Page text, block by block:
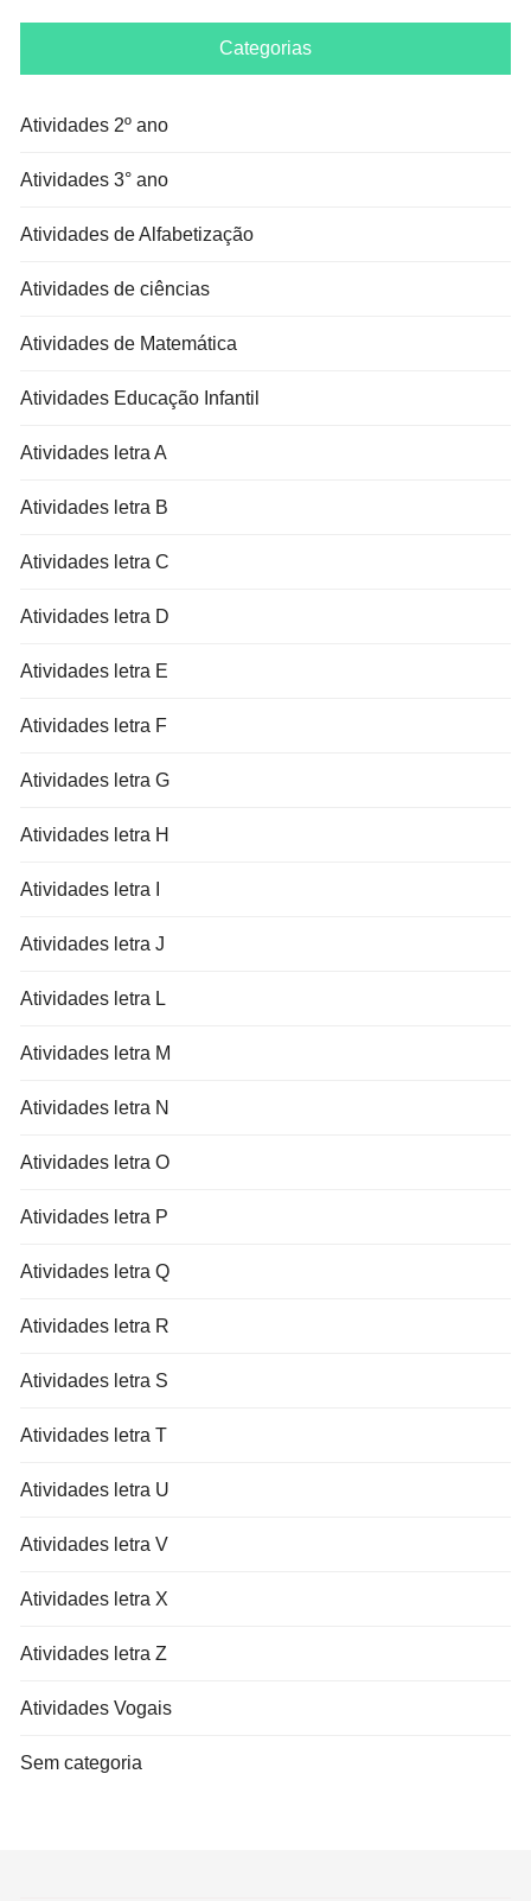
Categorias
Atividades 2º ano
Atividades 3° ano
Atividades de Alfabetização
Atividades de ciências
Atividades de Matemática
Atividades Educação Infantil
Atividades letra A
Atividades letra B
Atividades letra C
Atividades letra D
Atividades letra E
Atividades letra F
Atividades letra G
Atividades letra H
Atividades letra I
Atividades letra J
Atividades letra L
Atividades letra M
Atividades letra N
Atividades letra O
Atividades letra P
Atividades letra Q
Atividades letra R
Atividades letra S
Atividades letra T
Atividades letra U
Atividades letra V
Atividades letra X
Atividades letra Z
Atividades Vogais
Sem categoria